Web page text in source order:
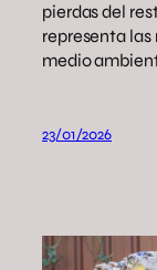
pierdas del
representa las
medio
23/01/2026